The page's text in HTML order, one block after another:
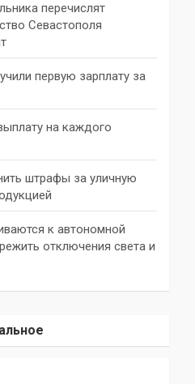
перечислят
Севастополя
первую зарплату за
на каждого
штрафы за уличную
к автономной
отключения света и